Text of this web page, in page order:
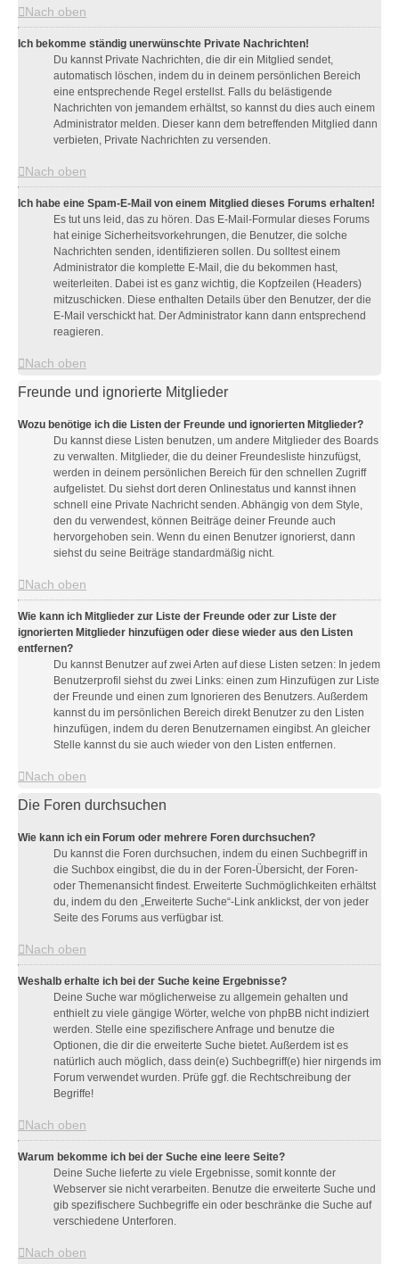
Nach oben
Ich bekomme ständig unerwünschte Private Nachrichten!
Du kannst Private Nachrichten, die dir ein Mitglied sendet,
automatisch löschen, indem du in deinem persönlichen Bereich
eine entsprechende Regel erstellst. Falls du belästigende
Nachrichten von jemandem erhältst, so kannst du dies auch einem
Administrator melden. Dieser kann dem betreffenden Mitglied dann
verbieten, Private Nachrichten zu versenden.
Nach oben
Ich habe eine Spam-E-Mail von einem Mitglied dieses Forums erhalten!
Es tut uns leid, das zu hören. Das E-Mail-Formular dieses Forums
hat einige Sicherheitsvorkehrungen, die Benutzer, die solche
Nachrichten senden, identifizieren sollen. Du solltest einem
Administrator die komplette E-Mail, die du bekommen hast,
weiterleiten. Dabei ist es ganz wichtig, die Kopfzeilen (Headers)
mitzuschicken. Diese enthalten Details über den Benutzer, der die
E-Mail verschickt hat. Der Administrator kann dann entsprechend
reagieren.
Nach oben
Freunde und ignorierte Mitglieder
Wozu benötige ich die Listen der Freunde und ignorierten Mitglieder?
Du kannst diese Listen benutzen, um andere Mitglieder des Boards
zu verwalten. Mitglieder, die du deiner Freundesliste hinzufügst,
werden in deinem persönlichen Bereich für den schnellen Zugriff
aufgelistet. Du siehst dort deren Onlinestatus und kannst ihnen
schnell eine Private Nachricht senden. Abhängig von dem Style,
den du verwendest, können Beiträge deiner Freunde auch
hervorgehoben sein. Wenn du einen Benutzer ignorierst, dann
siehst du seine Beiträge standardmäßig nicht.
Nach oben
Wie kann ich Mitglieder zur Liste der Freunde oder zur Liste der
ignorierten Mitglieder hinzufügen oder diese wieder aus den Listen
entfernen?
Du kannst Benutzer auf zwei Arten auf diese Listen setzen: In jedem
Benutzerprofil siehst du zwei Links: einen zum Hinzufügen zur Liste
der Freunde und einen zum Ignorieren des Benutzers. Außerdem
kannst du im persönlichen Bereich direkt Benutzer zu den Listen
hinzufügen, indem du deren Benutzernamen eingibst. An gleicher
Stelle kannst du sie auch wieder von den Listen entfernen.
Nach oben
Die Foren durchsuchen
Wie kann ich ein Forum oder mehrere Foren durchsuchen?
Du kannst die Foren durchsuchen, indem du einen Suchbegriff in
die Suchbox eingibst, die du in der Foren-Übersicht, der Foren-
oder Themenansicht findest. Erweiterte Suchmöglichkeiten erhältst
du, indem du den „Erweiterte Suche“-Link anklickst, der von jeder
Seite des Forums aus verfügbar ist.
Nach oben
Weshalb erhalte ich bei der Suche keine Ergebnisse?
Deine Suche war möglicherweise zu allgemein gehalten und
enthielt zu viele gängige Wörter, welche von phpBB nicht indiziert
werden. Stelle eine spezifischere Anfrage und benutze die
Optionen, die dir die erweiterte Suche bietet. Außerdem ist es
natürlich auch möglich, dass dein(e) Suchbegriff(e) hier nirgends im
Forum verwendet wurden. Prüfe ggf. die Rechtschreibung der
Begriffe!
Nach oben
Warum bekomme ich bei der Suche eine leere Seite?
Deine Suche lieferte zu viele Ergebnisse, somit konnte der
Webserver sie nicht verarbeiten. Benutze die erweiterte Suche und
gib spezifischere Suchbegriffe ein oder beschränke die Suche auf
verschiedene Unterforen.
Nach oben